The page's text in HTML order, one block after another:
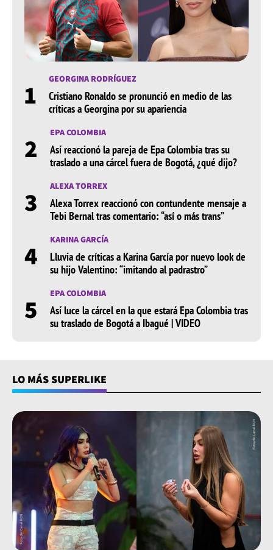
1 GEORGINA RODRÍGUEZ
Cristiano Ronaldo se pronunció en medio de las
críticas a Georgina por su apariencia
2 EPA COLOMBIA
Así reaccionó la pareja de Epa Colombia tras su
traslado a una cárcel fuera de Bogotá, ¿qué dijo?
3 ALEXA TORREX
Alexa Torrex reaccionó con contundente mensaje a
Tebi Bernal tras comentario: “así o más trans”
4 KARINA GARCÍA
Lluvia de críticas a Karina García por nuevo look de
su hijo Valentino: “imitando al padrastro”
5 EPA COLOMBIA
Así luce la cárcel en la que estará Epa Colombia tras
su traslado de Bogotá a Ibagué | VIDEO
LO MÁS SUPERLIKE